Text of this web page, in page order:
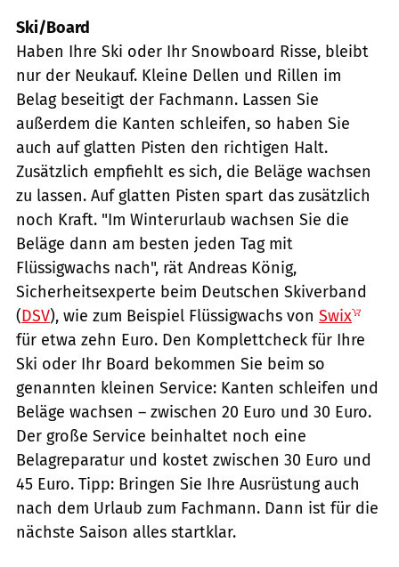
Ski/Board
Haben Ihre Ski oder Ihr Snowboard Risse, bleibt
nur der Neukauf. Kleine Dellen und Rillen im
Belag beseitigt der Fachmann. Lassen Sie
außerdem die Kanten schleifen, so haben Sie
auch auf glatten Pisten den richtigen Halt.
Zusätzlich empfiehlt es sich, die Beläge wachsen
zu lassen. Auf glatten Pisten spart das zusätzlich
noch Kraft. "Im Winterurlaub wachsen Sie die
Beläge dann am besten jeden Tag mit
Flüssigwachs nach", rät Andreas König,
Sicherheitsexperte beim Deutschen Skiverband
(DSV), wie zum Beispiel Flüssigwachs von Swix
für etwa zehn Euro. Den Komplettcheck für Ihre
Ski oder Ihr Board bekommen Sie beim so
genannten kleinen Service: Kanten schleifen und
Beläge wachsen – zwischen 20 Euro und 30 Euro.
Der große Service beinhaltet noch eine
Belagreparatur und kostet zwischen 30 Euro und
45 Euro. Tipp: Bringen Sie Ihre Ausrüstung auch
nach dem Urlaub zum Fachmann. Dann ist für die
nächste Saison alles startklar.